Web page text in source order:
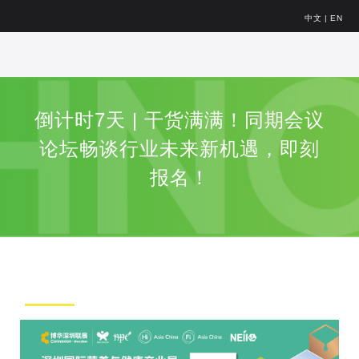
中文 | EN
倒计时7天 | 干货满满！同期会议
论坛畅谈行业未来新机遇，即刻
报名！